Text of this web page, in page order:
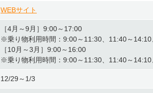
WEBサイト
［4月～9月］9:00～17:00
※乗り物利用時間：9:00～11:30、11:40～
［10月～3月］9:00～16:00
※乗り物利用時間：9:00～11:30、11:40～
12/29～1/3